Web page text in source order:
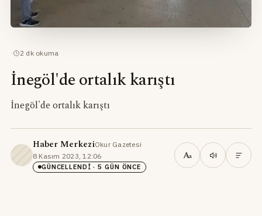
· 2 dk okuma
İnegöl'de ortalık karıştı
İnegöl'de ortalık karıştı
Haber MerkeziOkur Gazetesi·
8 Kasım 2023, 12:06·
GÜNCELLENDI · 5 GÜN ÖNCE
Aa